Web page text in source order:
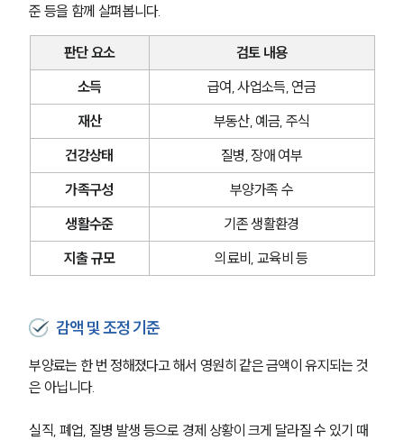
준 등을 함께 살펴봅니다.
판단 요소
검토 내용
소득
급여, 사업소득, 연금
재산
부동산, 예금, 주식
건강상태
질병, 장애 여부
가족구성
부양가족 수
생활수준
기존 생활환경
지출 규모
의료비, 교육비 등
감액 및 조정 기준
부양료는 한 번 정해졌다고 해서 영원히 같은 금액이 유지되는 것
은 아닙니다.
실직, 폐업, 질병 발생 등으로 경제 상황이 크게 달라질 수 있기 때